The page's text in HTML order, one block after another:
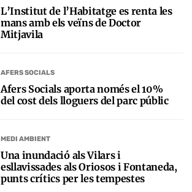
L’Institut de l’Habitatge es renta les
mans amb els veïns de Doctor
Mitjavila
AFERS SOCIALS
Afers Socials aporta només el 10%
del cost dels lloguers del parc públic
MEDI AMBIENT
Una inundació als Vilars i
esllavissades als Oriosos i Fontaneda,
punts crítics per les tempestes